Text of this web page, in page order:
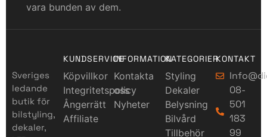
vara bunden av dem.
Sveriges
ledande
butik för
bilstyling,
dekaler,
KUNDSERVICE
Köpvillkor
Integritetspolicy
Ångerrätt
Affiliate
INFORMATION
Kontakta
oss
Nyheter
KATEGORIER
Styling
Dekaler
Belysning
Bilvård
Tillbehör
KONTAKT
08-
501
183
99